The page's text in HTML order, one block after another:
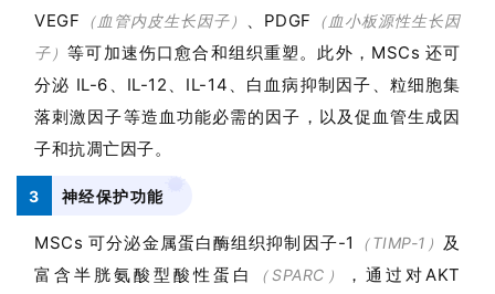
临
床
转
化
会
展
活
动
登录 注册
VEGF （血管内皮生长因子） PDGF
（血小板源性生长因
子）等可加速伤口愈合和组织重塑。此外，MSCs 还可
分泌 IL-6、IL-12、IL-14、白血病抑制因子、粒细胞集
落刺激因子等造血功能必需的因子，以及促血管生成因
子和抗凋亡因子。
3 神经保护功能
MSCs 可分泌金属蛋白酶组织抑制因子-1 （TIMP-1） 及
富含半胱氨酸型酸性蛋白
（SPARC）
，通过对AKT